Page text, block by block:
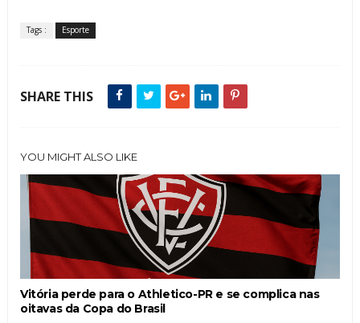
Tags : Esporte
SHARE THIS
YOU MIGHT ALSO LIKE
Vitória perde para o Athletico-PR e se complica nas
oitavas da Copa do Brasil